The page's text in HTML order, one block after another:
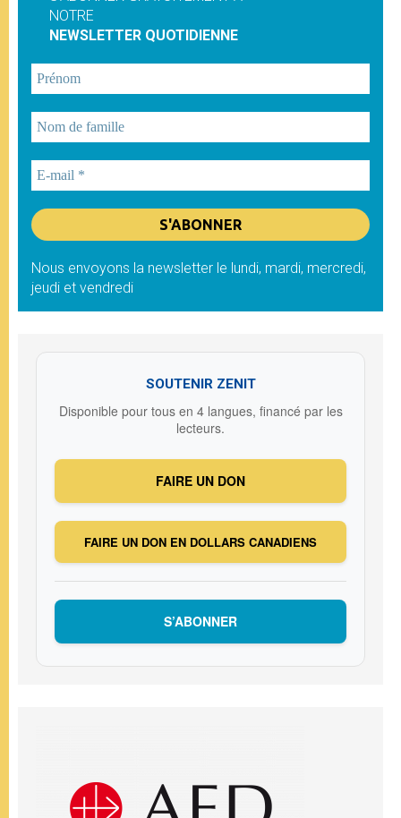
NOTRE
NEWSLETTER QUOTIDIENNE
Nous envoyons la newsletter le lundi, mardi, mercredi,
jeudi et vendredi
SOUTENIR ZENIT
Disponible pour tous en 4 langues, financé par les
lecteurs.
FAIRE UN DON
FAIRE UN DON EN DOLLARS CANADIENS
S’ABONNER